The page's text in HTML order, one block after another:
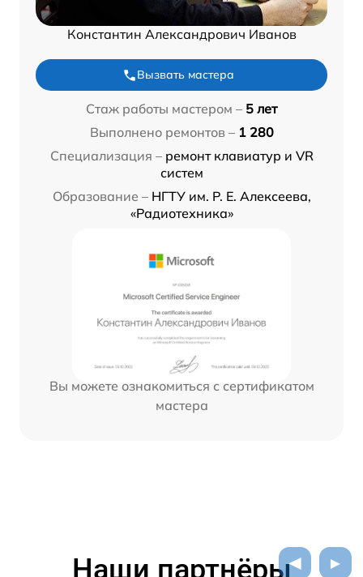
Константин Александрович Иванов
Вызвать мастера
Стаж работы мастером – 5 лет
Выполнено ремонтов – 1 280
Специализация – ремонт клавиатур и VR
систем
Образование – НГТУ им. Р. Е. Алексеева,
«Радиотехника»
Вы можете ознакомиться с сертификатом
мастера
Наши партнёры